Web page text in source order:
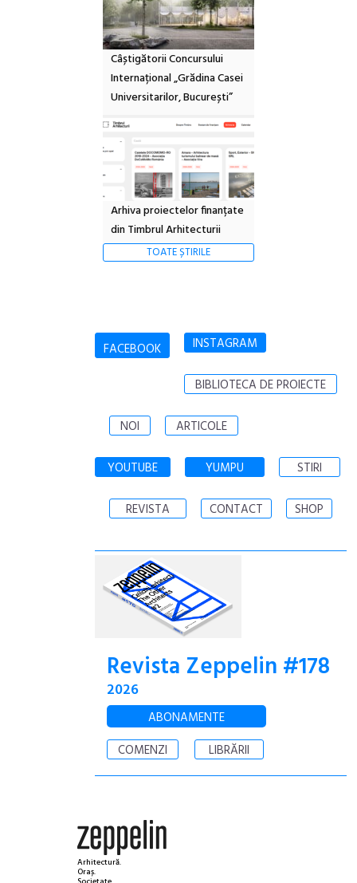
Câștigătorii Concursului
Internațional „Grădina Casei
Universitarilor, București”
Arhiva proiectelor finanțate
din Timbrul Arhitecturii
TOATE ȘTIRILE
FACEBOOK INSTAGRAM
BIBLIOTECA DE PROIECTE
NOI ARTICOLE
YOUTUBE YUMPU STIRI
REVISTA CONTACT SHOP
Revista Zeppelin #178
2026
ABONAMENTE
COMENZI
LIBRĂRII
Arhitectură.
Oraș.